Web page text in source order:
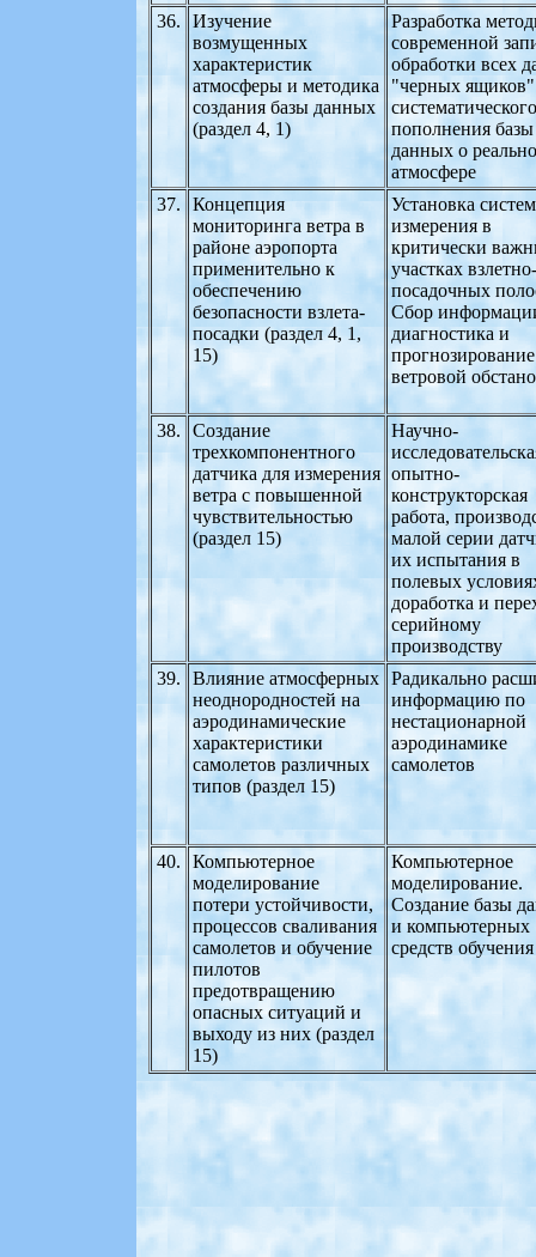
36.
Изучение
возмущенных
характеристик
атмосферы и методика
создания базы данных
(раздел 4, 1)
Разработка
современной
обработки всех
"черных ящиков"
систематического
пополнения базы
данных о
атмосфере
37.
Концепция
мониторинга ветра в
районе аэропорта
применительно к
обеспечению
безопасности взлета-
посадки (раздел 4, 1,
15)
Установка
измерения в
критически
участках взлетно-
посадочных
Сбор
диагностика и
прогнозирование
ветровой
38.
Создание
трехкомпонентного
датчика для измерения
ветра с повышенной
чувствительностью
(раздел 15)
Научно-
опытно-
конструкторская
работа,
малой серии
их испытания в
полевых
доработка и
серийному
производству
39.
Влияние атмосферных
неоднородностей на
аэродинамические
характеристики
самолетов различных
типов (раздел 15)
Радикально
информацию по
нестационарной
аэродинамике
самолетов
40.
Компьютерное
моделирование
потери устойчивости,
процессов сваливания
самолетов и обучение
пилотов
предотвращению
опасных ситуаций и
выходу из них (раздел
15)
Компьютерное
моделирование.
Создание базы
и компьютерных
средств обучения